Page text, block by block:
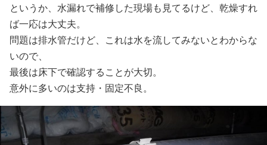
というか、水漏れで補修した現場も見てるけど、乾燥すれ
ば一応は大丈夫。
問題は排水管だけど、これは水を流してみないとわからな
いので、
最後は床下で確認することが大切。
意外に多いのは支持・固定不良。